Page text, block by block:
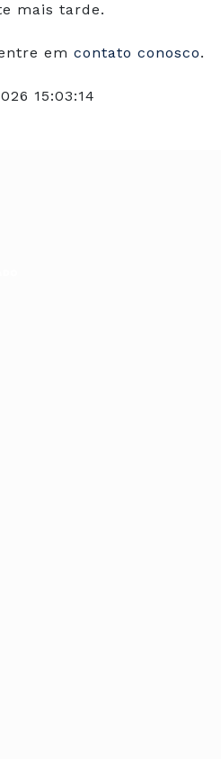
mais tarde.
em contato conosco.
15:03:14